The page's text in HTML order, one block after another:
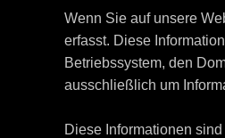
Wenn Sie auf unsere
erfasst. Diese
Betriebssystem, den
ausschließlich um
Diese Informationen